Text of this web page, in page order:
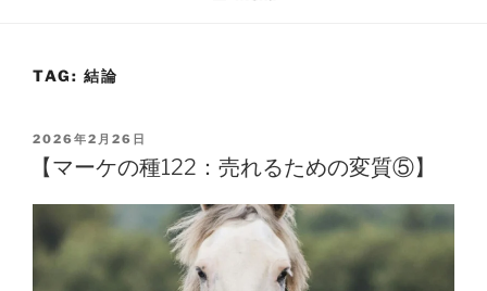
TAG: 結論
2026年2月26日
【マーケの種122：売れるための変質⑤】